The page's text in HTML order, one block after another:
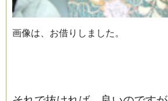
画像は、お借りしました。